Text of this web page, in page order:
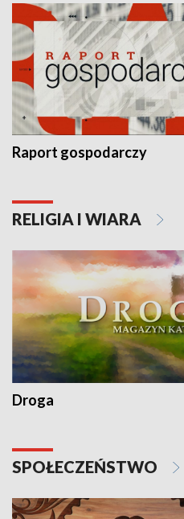
Raport gospodarczy
RELIGIA I WIARA
Droga
SPOŁECZEŃSTWO